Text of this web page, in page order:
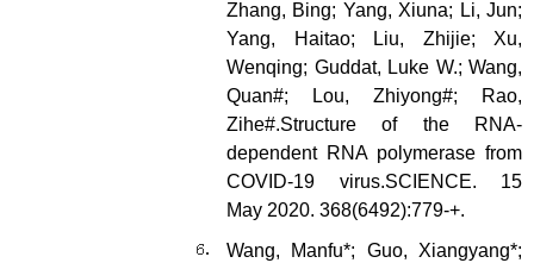
Zhang, Bing; Yang, Xiuna; Li, Jun;
Yang, Haitao; Liu, Zhijie; Xu,
Wenqing; Guddat, Luke W.; Wang,
Quan#; Lou, Zhiyong#; Rao,
Zihe#.Structure of the RNA-
dependent RNA polymerase from
COVID-19 virus.SCIENCE. 15
May 2020. 368(6492):779-+.
Wang, Manfu*; Guo, Xiangyang*;